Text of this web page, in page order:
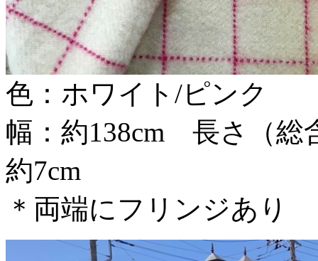
色：ホワイト/ピンク
幅：約138cm 長さ（総
約7cm
＊両端にフリンジあり